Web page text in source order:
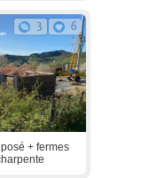
3 6
+ fermes